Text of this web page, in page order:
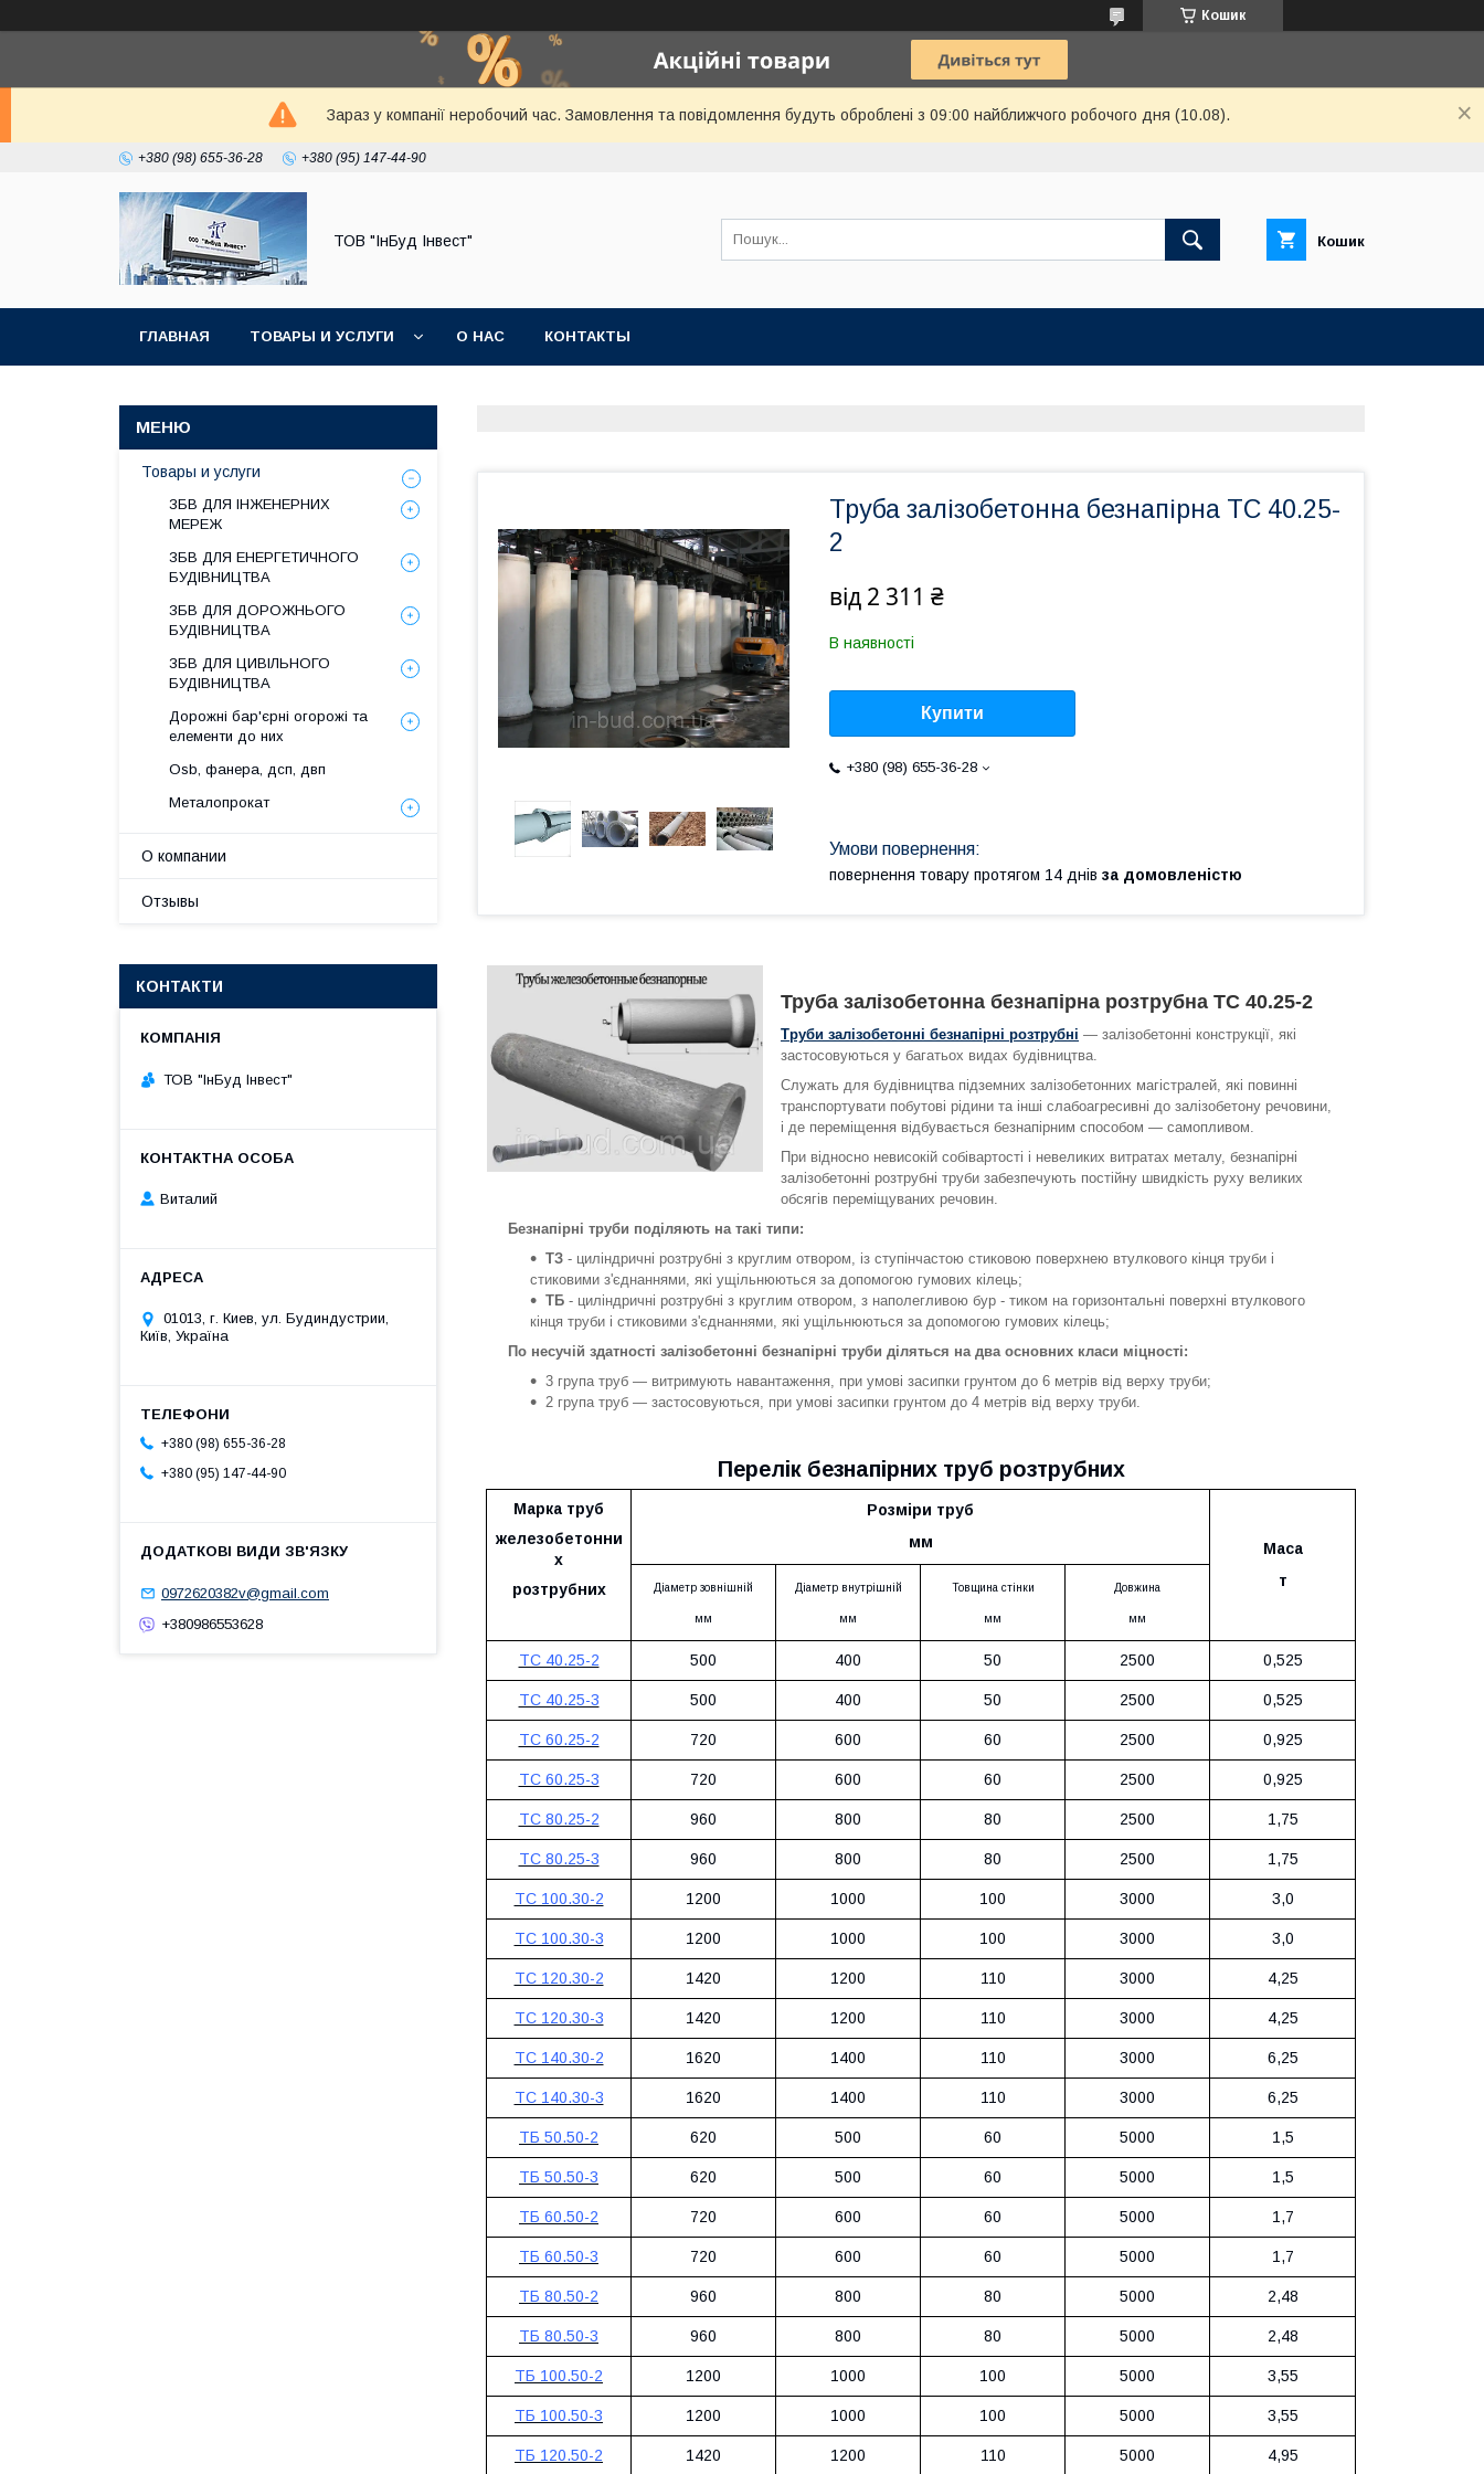
Кошик
Зараз у компанії неробочий час. Замовлення та повідомлення будуть оброблені з 09:00 найближчого робочого дня (10.08).
+380 (98) 655-36-28 +380 (95) 147-44-90
ТОВ "ІнБуд Інвест" Кошик
ГЛАВНАЯ ТОВАРЫ И УСЛУГИ О НАС КОНТАКТЫ
Труба залізобетонна безнапірна ТС 40.25-
2
від 2 311 ₴
В наявності
Купити
+380 (98) 655-36-28
повернення товару протягом 14 днів за домовленістю
Труба залізобетонна безнапірна розтрубна ТС 40.25-2
Труби залізобетонні безнапірні розтрубні — залізобетонні конструкції, які
застосовуються у багатьох видах будівництва.
Служать для будівництва підземних залізобетонних магістралей, які повинні
транспортувати побутові рідини та інші слабоагресивні до залізобетону речовини,
і де переміщення відбувається безнапірним способом — самопливом.
При відносно невисокій собівартості і невеликих витратах металу, безнапірні
залізобетонні розтрубні труби забезпечують постійну швидкість руху великих
обсягів переміщуваних речовин.
Безнапірні труби поділяють на такі типи:
ТЗ - циліндричні розтрубні з круглим отвором, із ступінчастою стиковою поверхнею втулкового кінця труби і
стиковими з'єднаннями, які ущільнюються за допомогою гумових кілець;
ТБ - циліндричні розтрубні з круглим отвором, з наполегливою бур - тиком на горизонтальні поверхні втулкового
кінця труби і стиковими з'єднаннями, які ущільнюються за допомогою гумових кілець;
По несучій здатності залізобетонні безнапірні труби діляться на два основних класи міцності:
3 група труб — витримують навантаження, при умові засипки грунтом до 6 метрів від верху труби;
2 група труб — застосовуються, при умові засипки грунтом до 4 метрів від верху труби.
Перелік безнапірних труб розтрубних
Марка труб
железобетонни
х
розтрубних
Розміри труб
мм
Маса
т
Діаметр зовнішній
мм
Діаметр внутрішній
мм
Товщина стінки
мм
Довжина
мм
ТС 40.25-2 500 400 50 2500 0,525
ТС 40.25-3 500 400 50 2500 0,525
ТС 60.25-2 720 600 60 2500 0,925
ТС 60.25-3 720 600 60 2500 0,925
ТС 80.25-2 960 800 80 2500 1,75
ТС 80.25-3 960 800 80 2500 1,75
ТС 100.30-2 1200 1000 100 3000 3,0
ТС 100.30-3 1200 1000 100 3000 3,0
ТС 120.30-2 1420 1200 110 3000 4,25
ТС 120.30-3 1420 1200 110 3000 4,25
ТС 140.30-2 1620 1400 110 3000 6,25
ТС 140.30-3 1620 1400 110 3000 6,25
ТБ 50.50-2 620 500 60 5000 1,5
ТБ 50.50-3 620 500 60 5000 1,5
ТБ 60.50-2 720 600 60 5000 1,7
ТБ 60.50-3 720 600 60 5000 1,7
ТБ 80.50-2 960 800 80 5000 2,48
ТБ 80.50-3 960 800 80 5000 2,48
ТБ 100.50-2 1200 1000 100 5000 3,55
ТБ 100.50-3 1200 1000 100 5000 3,55
ТБ 120.50-2 1420 1200 110 5000 4,95
Товары и услуги
ЗБВ ДЛЯ ІНЖЕНЕРНИХ
МЕРЕЖ
ЗБВ ДЛЯ ЕНЕРГЕТИЧНОГО
БУДІВНИЦТВА
ЗБВ ДЛЯ ДОРОЖНЬОГО
БУДІВНИЦТВА
ЗБВ ДЛЯ ЦИВІЛЬНОГО
БУДІВНИЦТВА
Дорожні бар'єрні огорожі та
елементи до них
Osb, фанера, дсп, двп
Металопрокат
О компании
Отзывы
КОНТАКТИ
ТОВ "ІнБуд Інвест"
Виталий
01013, г. Киев, ул. Будиндустрии,
Київ, Україна
+380 (98) 655-36-28
+380 (95) 147-44-90
0972620382v@gmail.com
+380986553628